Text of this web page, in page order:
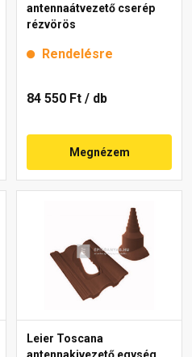
antennaátvezető cserép
rézvörös
Rendelésre
84 550 Ft / db
Megnézem
Leier Toscana